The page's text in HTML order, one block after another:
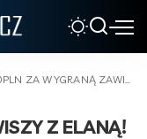
ZA WYGRANĄ ZAWISZY Z ELANĄ!
Z ELANĄ!